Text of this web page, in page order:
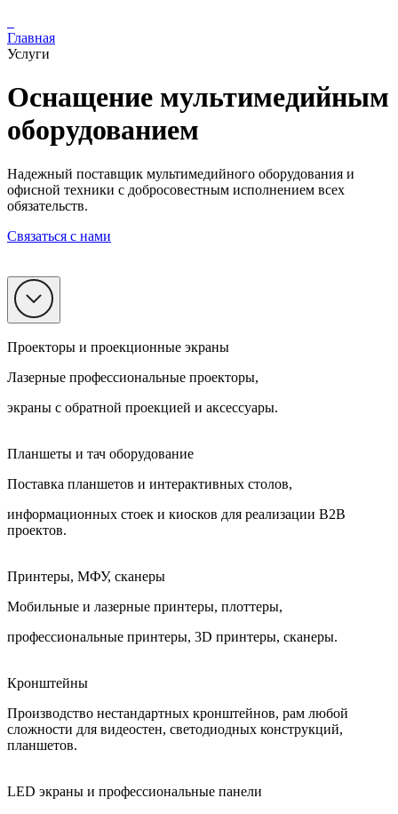
Главная
Услуги
Оснащение мультимедийным
оборудованием
Надежный поставщик мультимедийного оборудования и
офисной техники с добросовестным исполнением всех
обязательств.
Связаться с нами
Проекторы и проекционные экраны
Лазерные профессиональные проекторы,
экраны с обратной проекцией и аксессуары.
Планшеты и тач оборудование
Поставка планшетов и интерактивных столов,
информационных стоек и киосков для реализации B2B
проектов.
Принтеры, МФУ, сканеры
Мобильные и лазерные принтеры, плоттеры,
профессиональные принтеры, 3D принтеры, сканеры.
Кронштейны
Производство нестандартных кронштейнов, рам любой
сложности для видеостен, светодиодных конструкций,
планшетов.
LED экраны и профессиональные панели